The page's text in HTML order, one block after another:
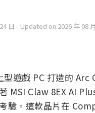
日 - Updated on 2026 年 08
遊戲 PC 打造的 Arc
MSI Claw 8EX AI
驗。這款晶片在